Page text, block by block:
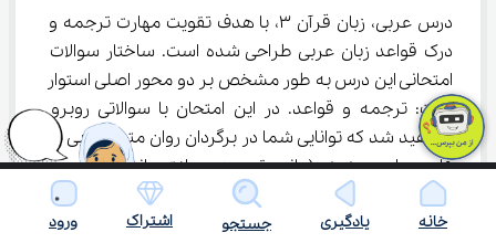
درس عربی، زبان قرآن ۳، با هدف تقویت مهارت ترجمه و
درک قواعد زبان عربی طراحی شده است. ساختار سوالات
امتحانی این درس به طور مشخص بر دو محور اصلی استوار
است: ترجمه و قواعد. در این امتحان با سوالاتی روبرو
خواهید شد که توانایی شما در برگردان روان متون عربی به
فارسی را می‌سنجند (مانند ترجمه جملات و انتخاب ترجمه
صحیح)، دقت شما در به‌کارگیری واژگان را ارزیابی می‌کنند
(مانند پر کردن جای خالی)، دانش شما از صرف و نحو را به
خانه یادگیری جستجو اشتراک ورود